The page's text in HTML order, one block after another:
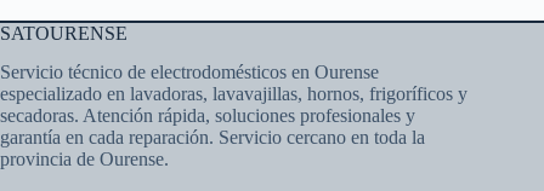
SATOURENSE
Servicio técnico de electrodomésticos en Ourense
especializado en lavadoras, lavavajillas, hornos, frigoríficos y
secadoras. Atención rápida, soluciones profesionales y
garantía en cada reparación. Servicio cercano en toda la
provincia de Ourense.